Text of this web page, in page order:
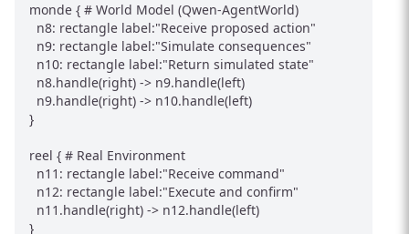
monde { # World Model (Qwen-AgentWorld)
  n8: rectangle label:"Receive proposed action"
  n9: rectangle label:"Simulate consequences"
  n10: rectangle label:"Return simulated state"
  n8.handle(right) -> n9.handle(left)
  n9.handle(right) -> n10.handle(left)
}
reel { # Real Environment
  n11: rectangle label:"Receive command"
  n12: rectangle label:"Execute and confirm"
  n11.handle(right) -> n12.handle(left)